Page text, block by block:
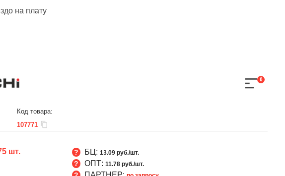
на плату
0
Код товара:
107771
шт. БЦ: 13.09 руб./шт.
ОПТ: 11.78 руб./шт.